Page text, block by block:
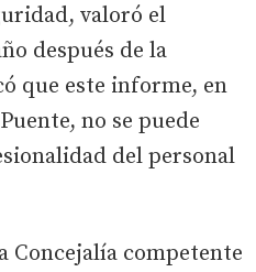
valoró el
después de la
que este informe, en
no se puede
del personal
Concejalía competente